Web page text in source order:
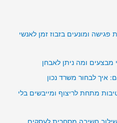
פגישה ומונעים בזבוז זמן לאנשי
ומה ניתן לאבחן
איך לבחור משרד נכון
מתחת לריצוף ומייבשים בלי